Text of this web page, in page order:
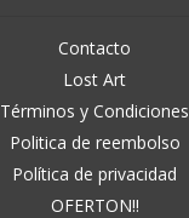
Contacto
Lost Art
Términos y Condiciones
Politica de reembolso
Política de privacidad
OFERTON!!